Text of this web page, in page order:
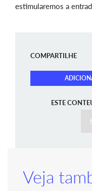
estimularemos a
COMPARTILHE
ESTE
Veja